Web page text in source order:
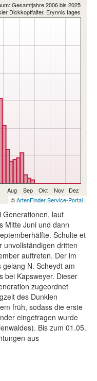
Aug Sep Okt Nov Dez
Gesamtjahre 2006 bis 2025
Dickkopffalter, Erynnis tages
©ArtenFinder Service-Portal
Generationen, laut
Mitte Juni und dann
Schulte et
unvollständigen dritten
auftreten. Der im
N. Scheydt am
bei Kapsweyer. Dieser
zugeordnet
des Dunklen
früh, sodass die erste
eingetragen wurde
Bis zum 01.05.
aus